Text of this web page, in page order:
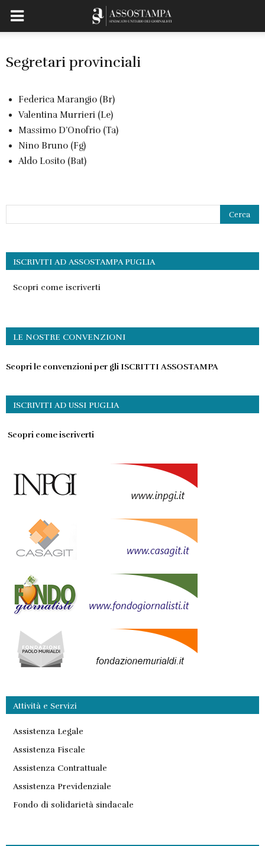
Segretari provinciali
Federica Marangio (Br)
Valentina Murrieri (Le)
Massimo D’Onofrio (Ta)
Nino Bruno (Fg)
Aldo Losito (Bat)
ISCRIVITI AD ASSOSTAMPA PUGLIA
Scopri come iscriverti
LE NOSTRE CONVENZIONI
Scopri le convenzioni per gli ISCRITTI ASSOSTAMPA
ISCRIVITI AD USSI PUGLIA
Scopri come iscriverti
Attività e Servizi
Assistenza Legale
Assistenza Fiscale
Assistenza Contrattuale
Assistenza Previdenziale
Fondo di solidarietà sindacale